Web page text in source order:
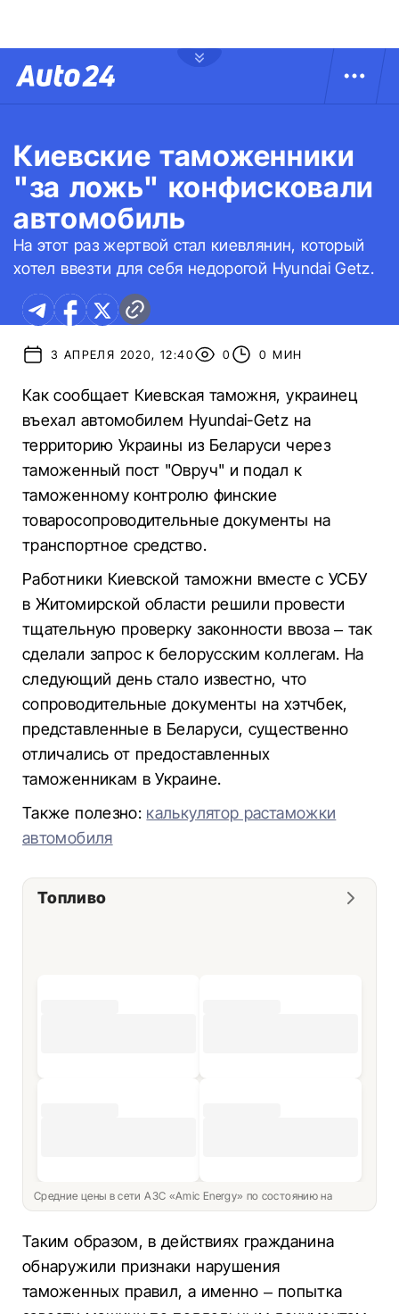
Киевские таможенники
"за ложь" конфисковали
автомобиль
На этот раз жертвой стал киевлянин, который
хотел ввезти для себя недорогой Hyundai Getz.
3 АПРЕЛЯ 2020, 12:40 0 0 МИН
Как сообщает Киевская таможня, украинец
въехал автомобилем Hyundai-Getz на
территорию Украины из Беларуси через
таможенный пост "Овруч" и подал к
таможенному контролю финские
товаросопроводительные документы на
транспортное средство.
Работники Киевской таможни вместе с УСБУ
в Житомирской области решили провести
тщательную проверку законности ввоза – так
сделали запрос к белорусским коллегам. На
следующий день стало известно, что
сопроводительные документы на хэтчбек,
представленные в Беларуси, существенно
отличались от предоставленных
таможенникам в Украине.
Также полезно: калькулятор растаможки
автомобиля
Топливо
Средние цены в сети АЗС «Amic Energy» по состоянию на
Таким образом, в действиях гражданина
обнаружили признаки нарушения
таможенных правил, а именно – попытка